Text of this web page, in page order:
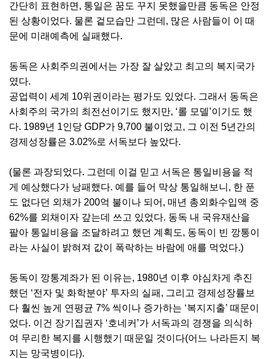
간단히 표현하면, 통일은 꿈도 꾸지 못했을만큼 동독은 안정
된 상황이었다. 물론 겉모습만 그런데, 많은 사람들이 이 때
문에 미래예측에 실패했다.
동독은 사회주의권에서는 가장 잘 살았고 최고의 복지국가
였다.
공업력이 세계 10위권이라는 평가도 있었다. 그래서 동독은
사회주의 국가의 최전선이기도 했지만, ‘롤 모델’이기도 했
다. 1989년 1인당 GDP가 9,700 불이었고, 그 이전 5년간의
경제성장률은 3.02%로 서독보다 높았다.
(물론 과장되었다. 그런데 이걸 믿고 서독은 통일비용을 적
게 예상했다가 낭패했다. 예를 들어 막상 통일해보니, 한 푼
도 없다던 외채가 200억 불이나 되어, 매년 총외화수입액 중
62%를 외채이자 갚는데 쓰고 있었다. 동독 내 국유재산을
팔아 통일비용을 조달하려고 했던 계획도, 동독이 빈 깡통이
라는 사실이 밝혀져 값이 폭락하는 바람에 애를 먹었다.)
동독이 깡통계좌가 된 이유는, 1980년 이후 야심차게 추진
했던 ‘전자 및 화학분야’ 투자의 실패, 그리고 경제성장률보
다 훨씬 높게 연평균 7% 씩이나 증가하는 ‘복지지출’ 때문이
었다. 이건 장기집권자 ‘호네커’가 서독과의 경쟁을 의식하
여 무리한 복지를 시행했기 때문일 것이다(어느 나라든지 복
지는 망국병이다).